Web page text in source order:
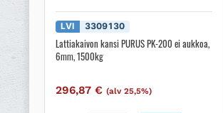
LVI 3309130
Lattiakaivon kansi PURUS PK-200 ei aukkoa,
6mm, 1500kg
296,87€ (alv 25,5%)